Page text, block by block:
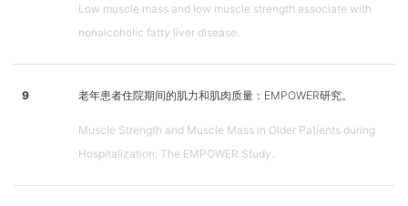
Low muscle mass and low muscle strength associate with
nonalcoholic fatty liver disease.
9 老年患者住院期间的肌力和肌肉质量：EMPOWER研究。
Muscle Strength and Muscle Mass in Older Patients during
Hospitalization: The EMPOWER Study.